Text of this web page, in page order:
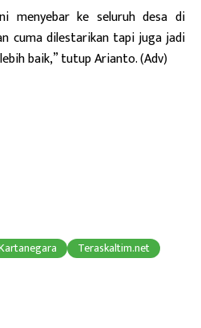
menyebar ke seluruh desa di
cuma dilestarikan tapi juga jadi
baik,” tutup Arianto. (Adv)
Teraskaltim.net